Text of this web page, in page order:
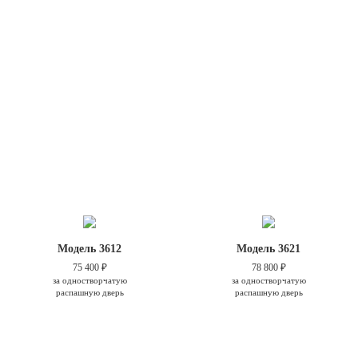
Модель 3612
75 400 ₽
за одностворчатую
распашную дверь
Модель 3621
78 800 ₽
за одностворчатую
распашную дверь